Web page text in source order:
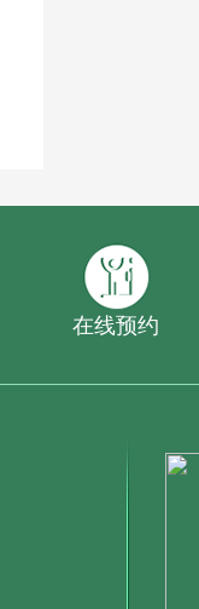
在线预约